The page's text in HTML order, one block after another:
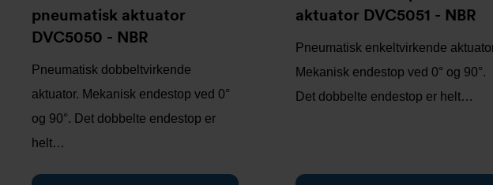
pneumatisk aktuator
DVC5050 - NBR
Pneumatisk dobbeltvirkende
aktuator. Mekanisk endestop ved 0°
og 90°. Det dobbelte endestop er
helt…
aktuator DVC5051 - NBR
Pneumatisk enkeltvirkende
Mekanisk endestop ved 0° og 90°.
Det dobbelte endestop er helt…